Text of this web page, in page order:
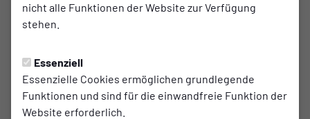
nicht alle Funktionen der Website zur Verfügung
stehen.
Essenziell
Essenzielle Cookies ermöglichen grundlegende
Funktionen und sind für die einwandfreie Funktion der
Website erforderlich.
Ganz gleich, ob Sie bei uns Fliesen kaufen oder uns mit
der Fliesenverlegung beauftragen: Topqualität ist